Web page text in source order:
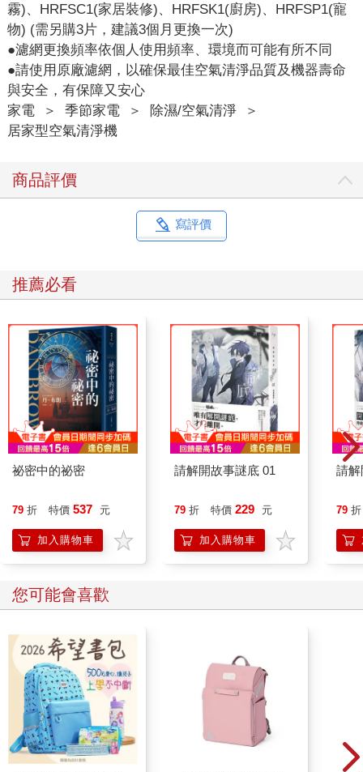
霧)、HRFSC1(家居裝修)、HRFSK1(廚房)、HRFSP1(寵
物) (需另購3片，建議3個月更換一次)
●濾網更換頻率依個人使用頻率、環境而可能有所不同
●請使用原廠濾網，以確保最佳空氣清淨品質及機器壽命
與安全，有保障又安心
家電
＞ 季節家電 ＞ 除濕/空氣清淨
＞
居家型空氣清淨機
商品評價
寫評價
推薦必看
祕密中的祕密
79 折 特價 537 元
加入購物車
請解開故事謎底 01
79 折 特價 229 元
加入購物車
請解
79 折
您可能會喜歡